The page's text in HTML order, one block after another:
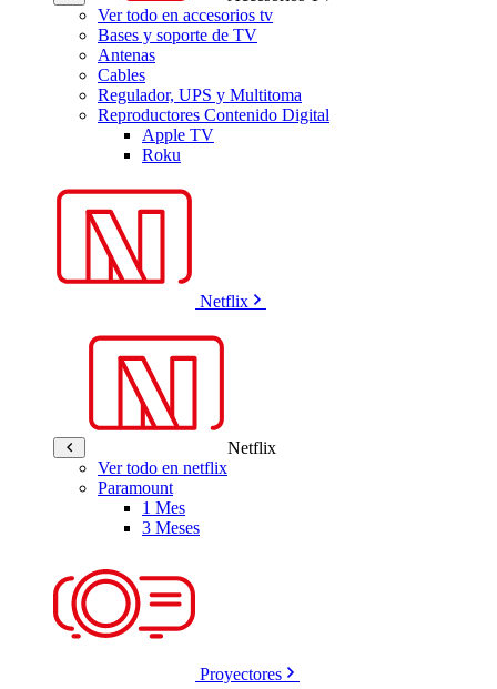
Ver todo en accesorios tv
Bases y soporte de TV
Antenas
Cables
Regulador, UPS y Multitoma
Reproductores Contenido Digital
Apple TV
Roku
Netflix
Netflix
Ver todo en netflix
Paramount
1 Mes
3 Meses
Proyectores